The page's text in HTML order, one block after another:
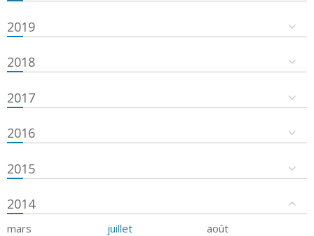
2019
2018
2017
2016
2015
2014
mars juillet
août